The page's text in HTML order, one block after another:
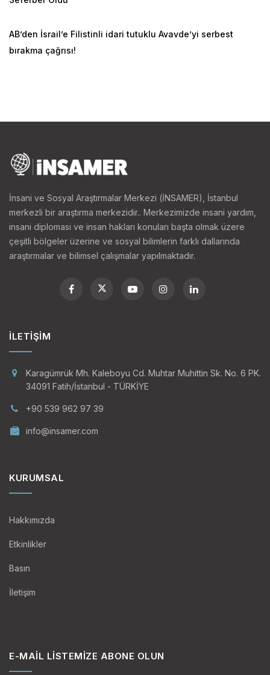
AB’den İsrail’e Filistinli idari tutuklu Avavde’yi serbest
bırakma çağrısı!
İnsani ve Sosyal Araştırmalar Merkezi (İNSAMER), İstanbul
merkezli bir araştırma merkezidir.. Merkezimizde insani yardım,
insani diplomasi ve insan hakları konuları başta olmak üzere
çeşitli bölgeler üzerine ve sosyal bilimlerin farklı dallarında
araştırmalar ve bilimsel çalışmalar yapılmaktadır.
İLETIŞIM
Karagümrük Mh. Kaleboyu Cd. Muhtar Muhittin Sk. No. 6 PK.
34091 Fatih/İstanbul - TÜRKİYE
+90 539 962 97 39
info@insamer.com
KURUMSAL
Hakkımızda
Etkinlikler
Basın
İletişim
E-MAIL LISTEMIZE ABONE OLUN